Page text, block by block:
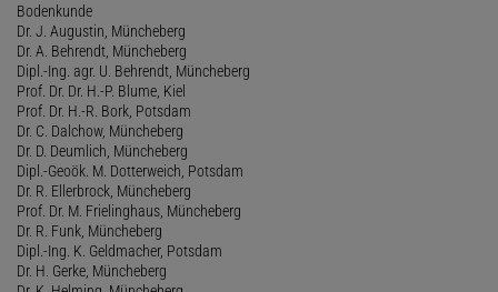
Bodenkunde
Dr. J. Augustin, Müncheberg
Dr. A. Behrendt, Müncheberg
Dipl.-Ing. agr. U. Behrendt, Müncheberg
Prof. Dr. Dr. H.-P. Blume, Kiel
Prof. Dr. H.-R. Bork, Potsdam
Dr. C. Dalchow, Müncheberg
Dr. D. Deumlich, Müncheberg
Dipl.-Geoök. M. Dotterweich, Potsdam
Dr. R. Ellerbrock, Müncheberg
Prof. Dr. M. Frielinghaus, Müncheberg
Dr. R. Funk, Müncheberg
Dipl.-Ing. K. Geldmacher, Potsdam
Dr. H. Gerke, Müncheberg